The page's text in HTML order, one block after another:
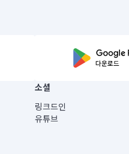
소셜
링크드인
유튜브